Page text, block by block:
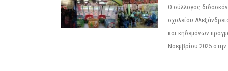
Ο σύλλογος
σχολείου
και κηδεμόνων
Νοεμβρίου 2025